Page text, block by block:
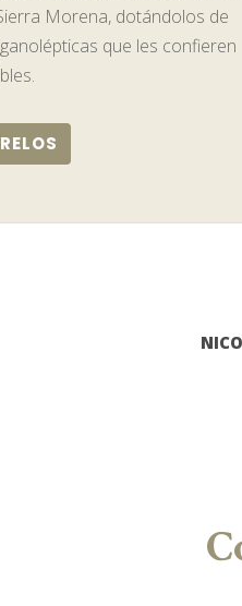
Morena, dotándolos de
que les confieren